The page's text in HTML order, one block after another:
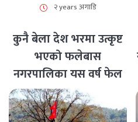
२ years अगाडि
कुनै बेला देश भरमा उत्कृष्ट
भएको फलेबास
नगरपालिका यस वर्ष फेल